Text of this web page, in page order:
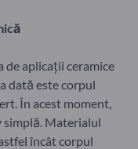
aplicații ceramice
dată este corpul
În acest moment,
simplă. Materialul
încât corpul